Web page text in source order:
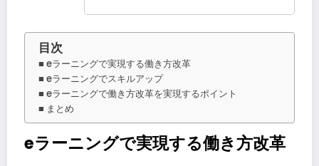
目次
eラーニングで実現する働き方改革
eラーニングでスキルアップ
eラーニングで働き方改革を実現するポイント
まとめ
eラーニングで実現する働き方改革